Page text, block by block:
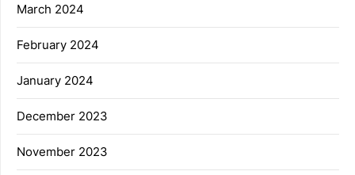
March 2024
February 2024
January 2024
December 2023
November 2023